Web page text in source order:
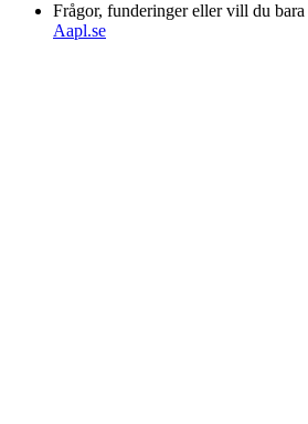
Frågor, funderinger eller vill du bara
Aapl.se